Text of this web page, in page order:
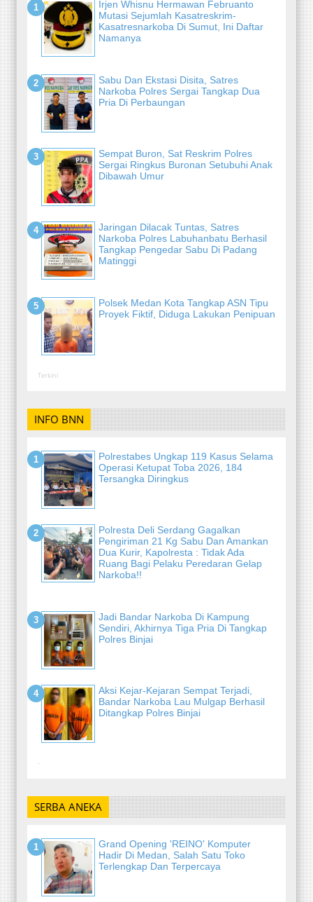
Irjen Whisnu Hermawan Februanto
Mutasi Sejumlah Kasatreskrim-
Kasatresnarkoba Di Sumut, Ini Daftar
Namanya
Sabu Dan Ekstasi Disita, Satres
Narkoba Polres Sergai Tangkap Dua
Pria Di Perbaungan
Sempat Buron, Sat Reskrim Polres
Sergai Ringkus Buronan Setubuhi Anak
Dibawah Umur
Jaringan Dilacak Tuntas, Satres
Narkoba Polres Labuhanbatu Berhasil
Tangkap Pengedar Sabu Di Padang
Matinggi
Polsek Medan Kota Tangkap ASN Tipu
Proyek Fiktif, Diduga Lakukan Penipuan
Terkini
INFO BNN
Polrestabes Ungkap 119 Kasus Selama
Operasi Ketupat Toba 2026, 184
Tersangka Diringkus
Polresta Deli Serdang Gagalkan
Pengiriman 21 Kg Sabu Dan Amankan
Dua Kurir, Kapolresta : Tidak Ada
Ruang Bagi Pelaku Peredaran Gelap
Narkoba!!
Jadi Bandar Narkoba Di Kampung
Sendiri, Akhirnya Tiga Pria Di Tangkap
Polres Binjai
Aksi Kejar-Kejaran Sempat Terjadi,
Bandar Narkoba Lau Mulgap Berhasil
Ditangkap Polres Binjai
-
SERBA ANEKA
Grand Opening 'REINO' Komputer
Hadir Di Medan, Salah Satu Toko
Terlengkap Dan Terpercaya